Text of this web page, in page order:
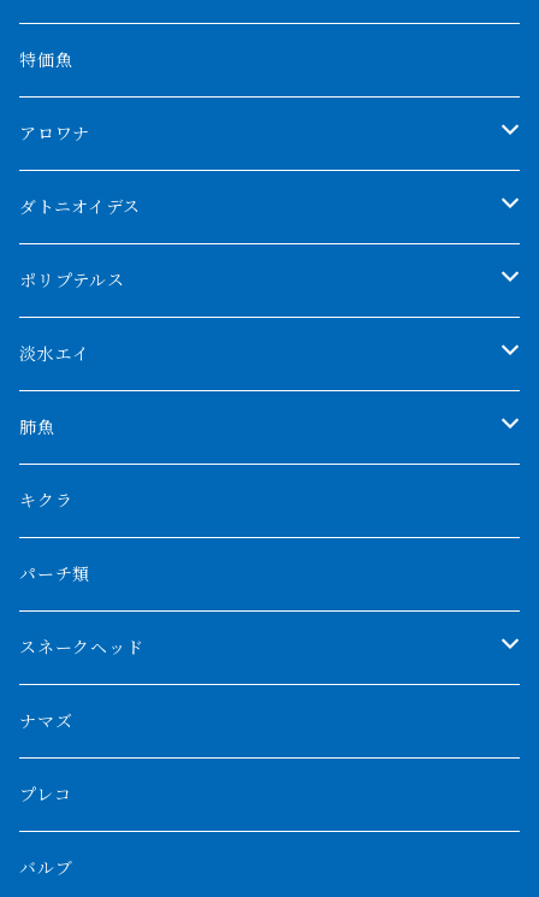
特価魚
アロワナ
クンパイ
アブソリュートレッド
AGUS スーパーレッドF4
特殊アロワナ
厳選 過背金龍
フルゴールデンクロスバック
ブルーベースクロスバック
BILLY-KENオリジナルブランド紅龍
チョッパーレッド
ブルレッド
その他アジアアロワナ
特殊個体
紅龍
シルバーアロワナ
ブラックアロワナ
ノーザンバラムンディ
ダトニオイデス
シャムタイガー
特殊ダトニオ
ダトニオプラスワン
リアルバンド
フォークバンド
フォーバータイガー
メニーバータイガー
ニューギニアダトニオ
ポリプテルス
モンスターポリプ
特殊ポリプ
プラチナ個体
ショート個体
ハイブリッドポリプ
エンドリケリー
ギニア
ナイジェリア
ナイルビチャー
ナポレオンビチャー
バロ川
ビキールビキール
トゥルカナ湖
オモ川
タンガニーカビチャー
アンソルギー
淡水エイ
シナガワダイヤ
ダイヤモンドポルカ
クロコダイル
その他淡水エイ
肺魚
ネオケラ
その他肺魚
キクラ
パーチ類
スネークヘッド
チャンナバルカ
大型スネークヘッド
中型スネークヘッド
ナマズ
プレコ
バルブ